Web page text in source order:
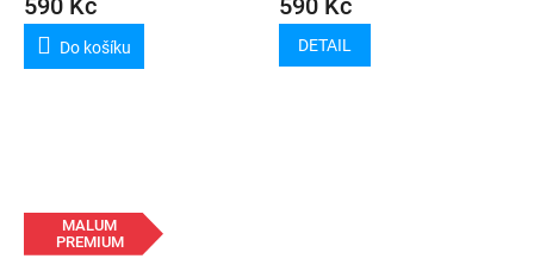
Do košíku DETAIL
MALUM
PREMIUM